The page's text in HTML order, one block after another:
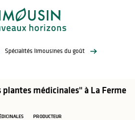
Spécialités limousines du goût
médicinales" à La Ferme
PRODUCTEUR